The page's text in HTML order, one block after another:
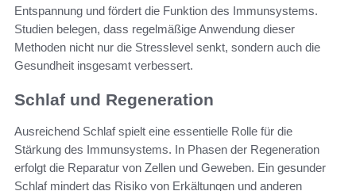
Entspannung und fördert die Funktion des Immunsystems.
Studien belegen, dass regelmäßige Anwendung dieser
Methoden nicht nur die Stresslevel senkt, sondern auch die
Gesundheit insgesamt verbessert.
Schlaf und Regeneration
Ausreichend Schlaf spielt eine essentielle Rolle für die
Stärkung des Immunsystems. In Phasen der Regeneration
erfolgt die Reparatur von Zellen und Geweben. Ein gesunder
Schlaf mindert das Risiko von Erkältungen und anderen